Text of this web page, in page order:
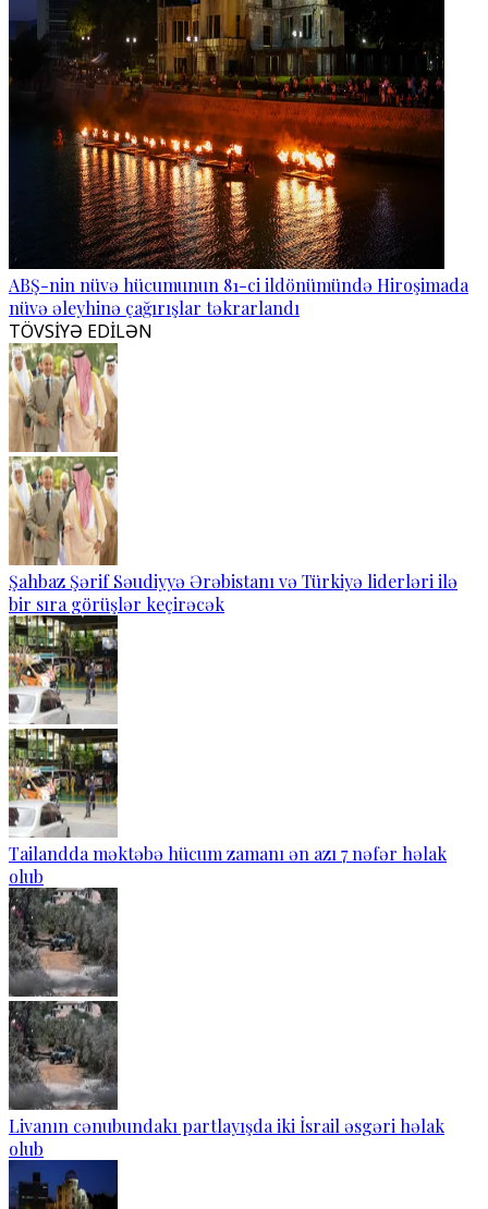
ABŞ-nin nüvə hücumunun 81-ci ildönümündə Hiroşimada
nüvə əleyhinə çağırışlar təkrarlandı
TÖVSİYƏ EDİLƏN
Şahbaz Şərif Səudiyyə Ərəbistanı və Türkiyə liderləri ilə
bir sıra görüşlər keçirəcək
Tailandda məktəbə hücum zamanı ən azı 7 nəfər həlak
olub
Livanın cənubundakı partlayışda iki İsrail əsgəri həlak
olub